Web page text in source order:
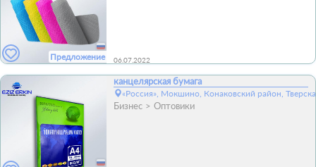
Предложение 06.07.2022
канцелярская бумага
«Россия», Мокшино, Конаковский район,
Бизнес Оптовики